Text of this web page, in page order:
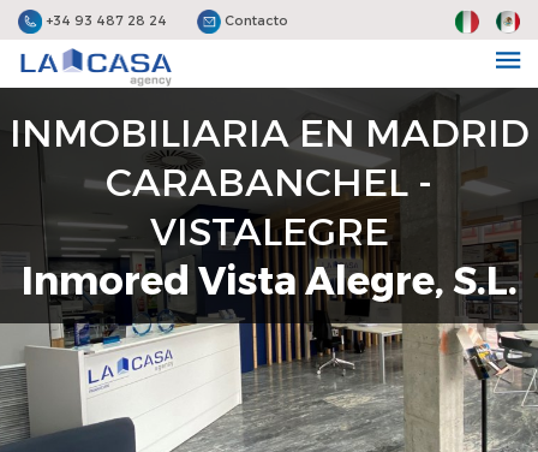
+34 93 487 28 24 Contacto
INMOBILIARIA EN MADRID
CARABANCHEL -
VISTALEGRE
Inmored Vista Alegre, S.L.